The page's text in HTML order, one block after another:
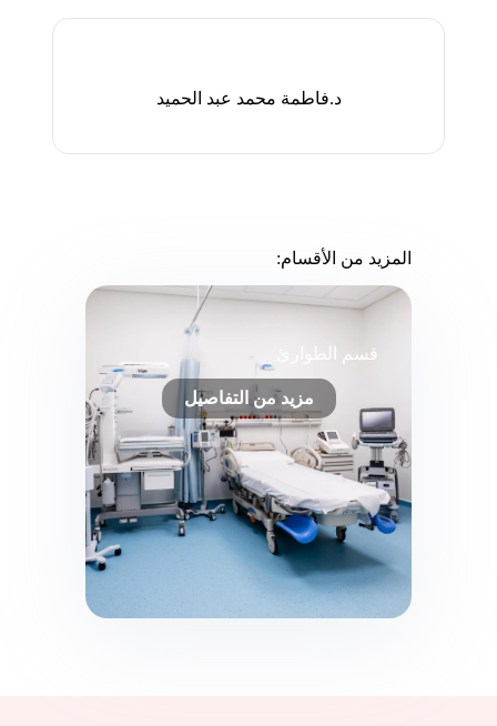
د.فاطمة محمد عبد الحميد
المزيد من الأقسام:
قسم الطوارئ
مزيد من التفاصيل